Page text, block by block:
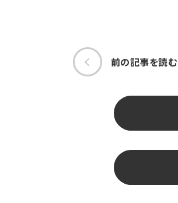
前の記事を読む